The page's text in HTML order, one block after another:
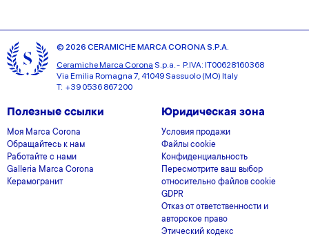
© 2026 CERAMICHE MARCA CORONA S.P.A.
Ceramiche Marca Corona S.p.a. - P.IVA: IT00628160368
Via Emilia Romagna 7, 41049 Sassuolo (MO) Italy
T: +39 0536 867200
Полезные ссылки
Моя Marca Corona
Обращайтесь к нам
Работайте с нами
Galleria Marca Corona
Керамогранит
Юридическая зона
Условия продажи
Файлы cookie
Конфиденциальность
Пересмотрите ваш выбор
относительно файлов cookie
GDPR
Отказ от ответственности и
авторское право
Этический кодекс